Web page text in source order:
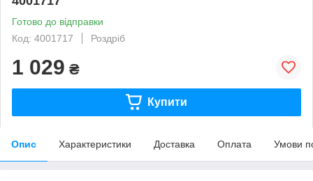
Готово до відправки
Код: 4001717
Роздріб
1 029 ₴
Купити
Опис Характеристики Доставка Оплата Умови